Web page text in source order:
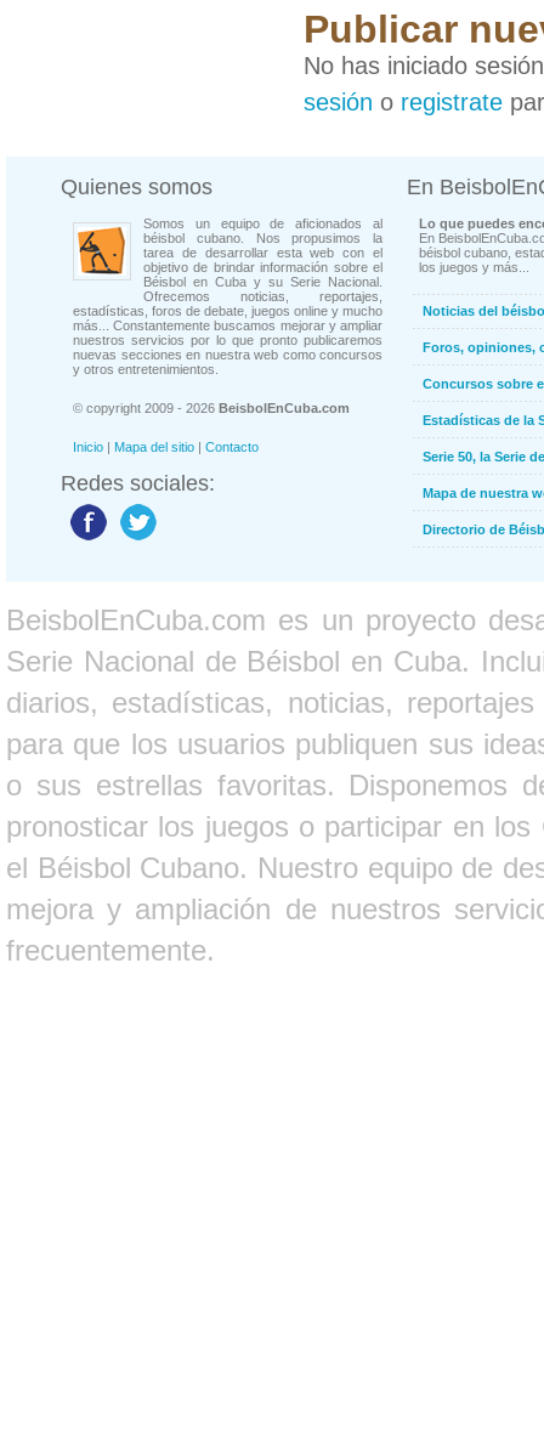
Publicar
No has iniciado
sesión o registrate
Quienes somos
Somos un equipo de aficionados al
béisbol cubano. Nos propusimos la
tarea de desarrollar esta web con el
objetivo de brindar información sobre el
Béisbol en Cuba y su Serie Nacional.
Ofrecemos noticias, reportajes,
estadísticas, foros de debate, juegos online y mucho
más... Constantemente buscamos mejorar y ampliar
nuestros servicios por lo que pronto publicaremos
nuevas secciones en nuestra web como concursos
y otros entretenimientos.
© copyright 2009 - 2026 BeisbolEnCuba.com
Inicio | Mapa del sitio | Contacto
Redes sociales:
En
Lo que puedes
En
béisbol cubano,
los juegos y más...
Noticias del
Foros, opiniones,
Concursos sobre
Estadísticas de la
Serie 50, la Serie
Mapa de nuestra
Directorio de
BeisbolEnCuba.com es un proyecto
Serie Nacional de Béisbol en Cuba.
diarios, estadísticas, noticias,
para que los usuarios publiquen sus
o sus estrellas favoritas. Disponemos
pronosticar los juegos o participar en
el Béisbol Cubano. Nuestro equipo de
mejora y ampliación de nuestros
frecuentemente.